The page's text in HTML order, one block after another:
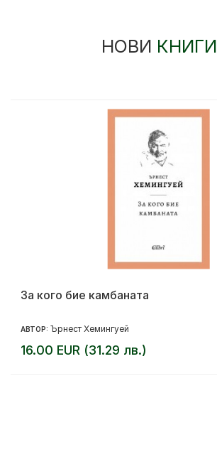
НОВИ КНИГИ
За кого бие камбаната
АВТОР: Ърнест Хемингуей
16.00 EUR (31.29 лв.)